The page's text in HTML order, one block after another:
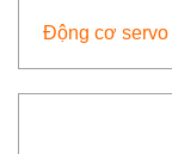
Động cơ servo